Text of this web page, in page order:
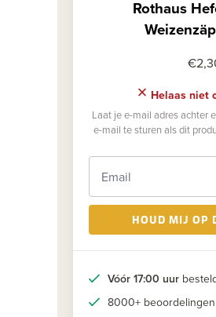
Rothaus
Helaas niet
Laat je e-mail adres achter
e-mail te sturen als dit
HOUD MIJ OP
Vóór 17:00 uur
8000+ beoordelingen